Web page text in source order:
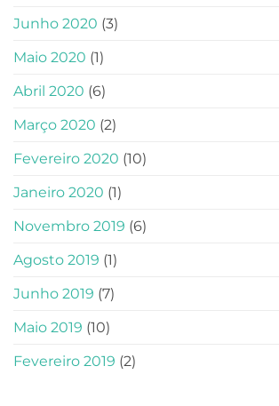
Junho 2020 (3)
Maio 2020 (1)
Abril 2020 (6)
Março 2020 (2)
Fevereiro 2020 (10)
Janeiro 2020 (1)
Novembro 2019 (6)
Agosto 2019 (1)
Junho 2019 (7)
Maio 2019 (10)
Fevereiro 2019 (2)